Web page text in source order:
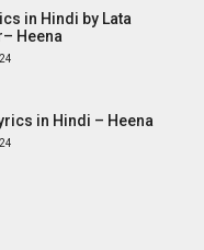
in Hindi by Lata
Heena
in Hindi – Heena